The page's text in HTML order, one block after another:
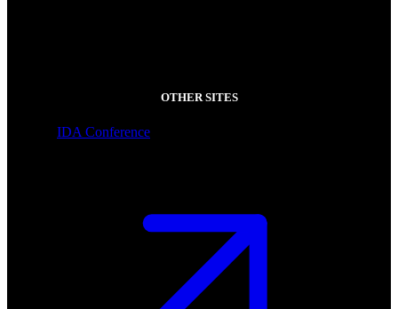
OTHER SITES
IDA Conference